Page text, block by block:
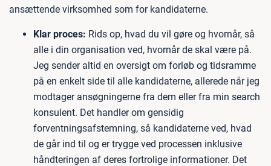
ansættende virksomhed som for kandidaterne.
Klar proces: Rids op, hvad du vil gøre og hvornår, så
alle i din organisation ved, hvornår de skal være på.
Jeg sender altid en oversigt om forløb og tidsramme
på en enkelt side til alle kandidaterne, allerede når jeg
modtager ansøgningerne fra dem eller fra min search
konsulent. Det handler om gensidig
forventningsafstemning, så kandidaterne ved, hvad
de går ind til og er trygge ved processen inklusive
håndteringen af deres fortrolige informationer. Det